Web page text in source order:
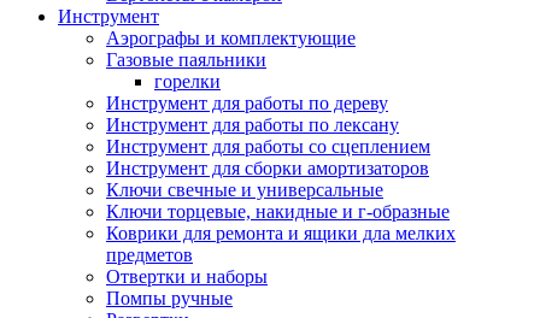
Инструмент
Аэрографы и комплектующие
Газовые паяльники
горелки
Инструмент для работы по дереву
Инструмент для работы по лексану
Инструмент для работы со сцеплением
Инструмент для сборки амортизаторов
Ключи свечные и универсальные
Ключи торцевые, накидные и г-образные
Коврики для ремонта и ящики дла мелких
предметов
Отвертки и наборы
Помпы ручные